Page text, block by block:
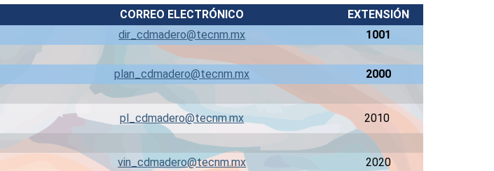
CORREO ELECTRÓNICO
EXTENSIÓN
dir_cdmadero@tecnm.mx
1001
plan_cdmadero@tecnm.mx
2000
pl_cdmadero@tecnm.mx
2010
vin_cdmadero@tecnm.mx
2020